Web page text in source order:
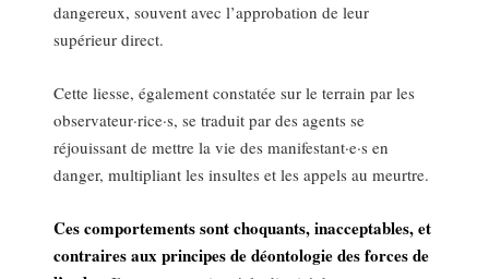
dangereux, souvent avec l’approbation de leur
supérieur direct.
Cette liesse, également constatée sur le terrain par les
observateur·rice·s, se traduit par des agents se
réjouissant de mettre la vie des manifestant·e·s en
danger, multipliant les insultes et les appels au meurtre.
Ces comportements sont choquants, inacceptables, et
contraires aux principes de déontologie des forces de